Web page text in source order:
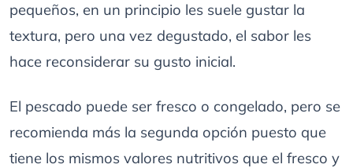
pequeños, en un principio les suele gustar la
textura, pero una vez degustado, el sabor les
hace reconsiderar su gusto inicial.
El pescado puede ser fresco o congelado, pero se
recomienda más la segunda opción puesto que
tiene los mismos valores nutritivos que el fresco y